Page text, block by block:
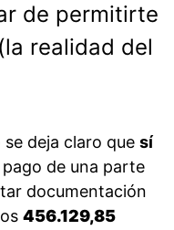
de permitirte
realidad del
deja claro que sí
de una parte
documentación
456.129,85